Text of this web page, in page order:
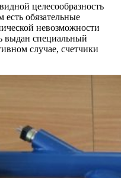
целесообразность
обязательные
невозможности
выдан специальный
случае, счетчики